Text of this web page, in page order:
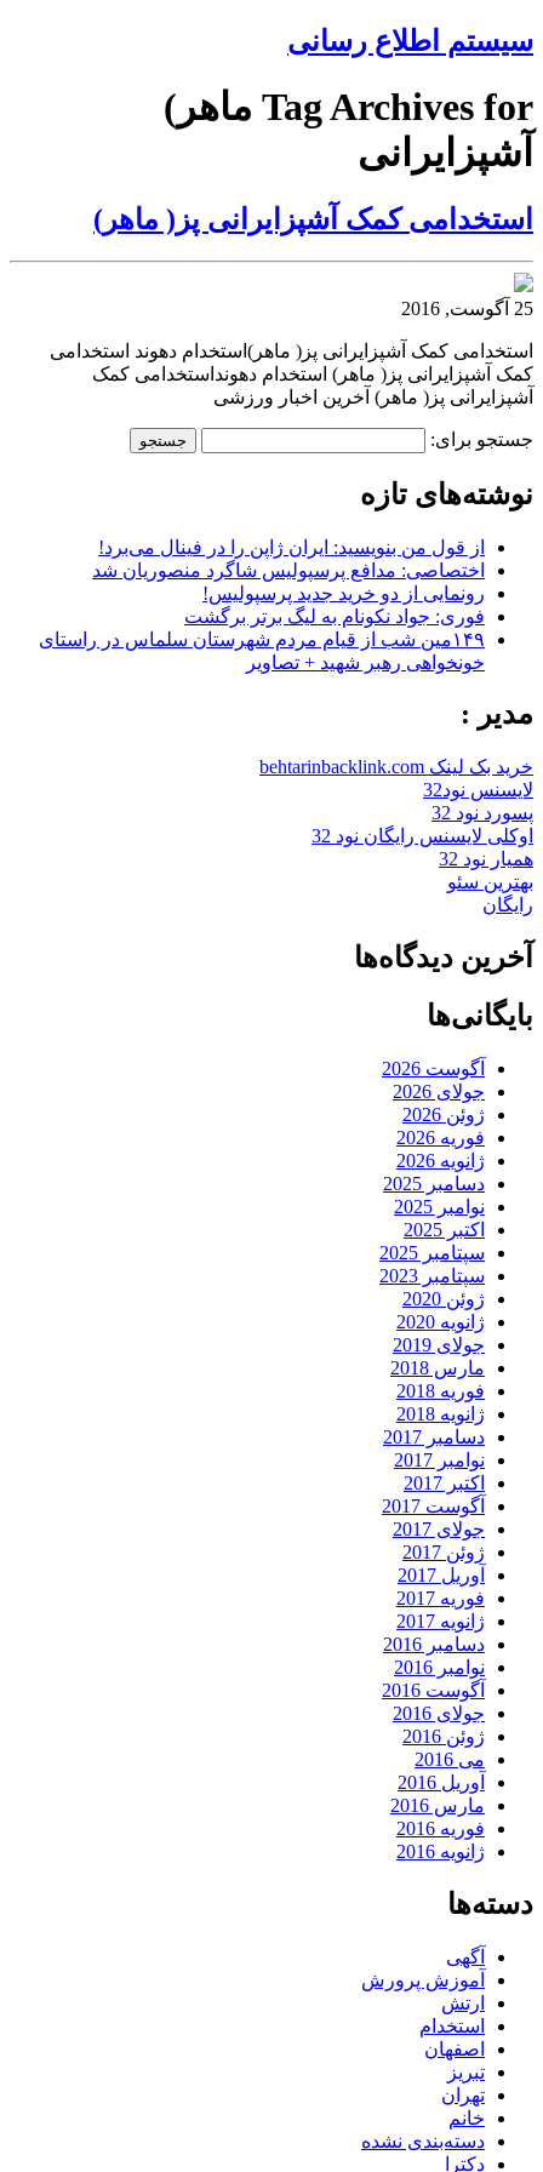
سیستم اطلاع رسانی
Tag Archives for ماهر)
آشپزایرانی
استخدامی کمک آشپزایرانی پز( ماهر)
25 آگوست, 2016
استخدامی کمک آشپزایرانی پز( ماهر)استخدام دهوند استخدامی
کمک آشپزایرانی پز( ماهر) استخدام دهونداستخدامی کمک
آشپزایرانی پز( ماهر) آخرین اخبار ورزشی
جستجو برای:
نوشته‌های تازه
از قول من بنویسید: ایران ژاپن را در فینال می‌برد!
اختصاصی: مدافع پرسپولیس شاگرد منصوریان شد
رونمایی از دو خرید جدید پرسپولیس!
فوری: جواد نکونام به لیگ برتر برگشت
۱۴۹مین شب از قیام مردم شهرستان سلماس در راستای
خونخواهی رهبر شهید + تصاویر
مدیر :
خرید بک لینک behtarinbacklink.com
لایسنس نود32
پسورد نود 32
اوکلی لایسنس رایگان نود 32
همیار نود 32
بهترین سئو
رایگان
آخرین دیدگاه‌ها
بایگانی‌ها
آگوست 2026
جولای 2026
ژوئن 2026
فوریه 2026
ژانویه 2026
دسامبر 2025
نوامبر 2025
اکتبر 2025
سپتامبر 2025
سپتامبر 2023
ژوئن 2020
ژانویه 2020
جولای 2019
مارس 2018
فوریه 2018
ژانویه 2018
دسامبر 2017
نوامبر 2017
اکتبر 2017
آگوست 2017
جولای 2017
ژوئن 2017
آوریل 2017
فوریه 2017
ژانویه 2017
دسامبر 2016
نوامبر 2016
آگوست 2016
جولای 2016
ژوئن 2016
می 2016
آوریل 2016
مارس 2016
فوریه 2016
ژانویه 2016
دسته‌ها
آگهی
آموزش پرورش
ارتش
استخدام
اصفهان
تبریز
تهران
خانم
دسته‌بندی نشده
دکترا